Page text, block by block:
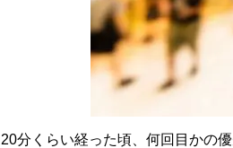
20分くらい経った頃、何回目かの